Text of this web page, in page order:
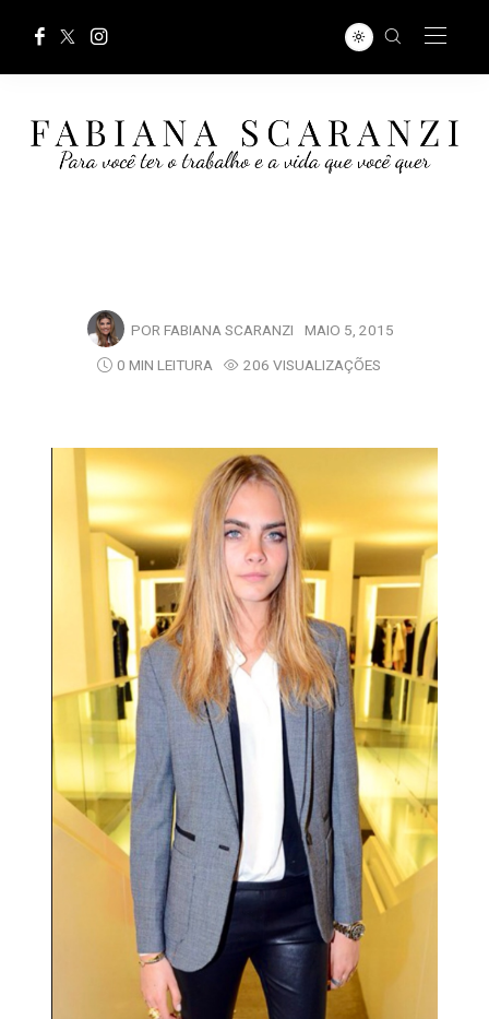
POR FABIANA SCARANZI MAIO 5, 2015
0 MIN LEITURA
206 VISUALIZAÇÕES